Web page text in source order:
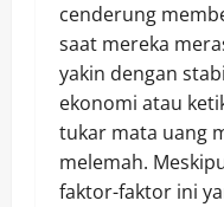
cenderung
saat mereka
yakin dengan
ekonomi atau
tukar mata uang
melemah.
faktor-faktor ini